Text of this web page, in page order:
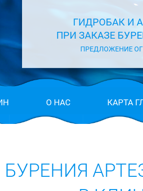
ГИДРОБАК И
ПРИ ЗАКАЗЕ
ПРЕДЛОЖЕНИЕ
О НАС КАРТА